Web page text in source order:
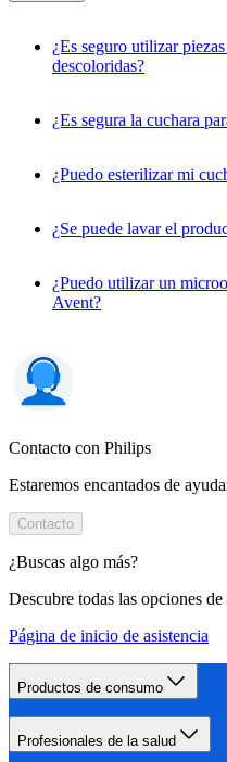
¿Es seguro utilizar
descoloridas?
¿Es segura la cuchara
¿Puedo esterilizar mi
¿Se puede lavar el
¿Puedo utilizar un
Avent?
Contacto con Philips
Estaremos encantados de
Contacto
¿Buscas algo más?
Descubre todas las opciones
Página de inicio de asistencia
Productos de consumo
Profesionales de la salud